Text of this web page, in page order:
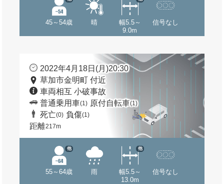
45～54歳 晴
幅5.5～
9.0m
信号なし
2022年4月18日(月)20:30
草加市金明町 付近
車両相互 小破事故
普通乗用車(1) 原付自転車(1)
死亡(0) 負傷(1)
距離217m
55～64歳
他
雨
幅5.5～
13.0m
他
信号なし